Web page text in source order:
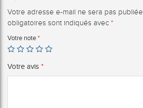
Votre adresse e-mail ne sera pas publiée.
obligatoires sont indiqués avec *
Votre note *
Votre avis *